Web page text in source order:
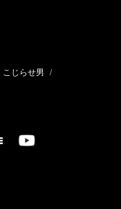
こじらせ男 /